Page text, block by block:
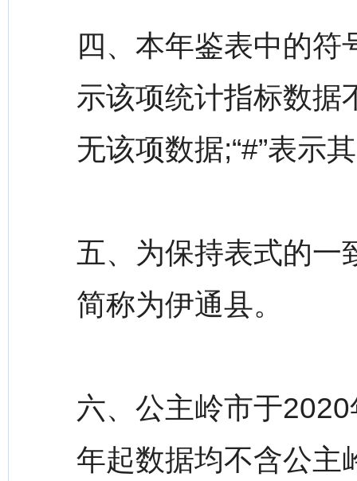
四、本年鉴表中的符
示该项统计指标数据
无该项数据;“#”表示
五、为保持表式的一
简称为伊通县。
六、公主岭市于
年起数据均不含公主